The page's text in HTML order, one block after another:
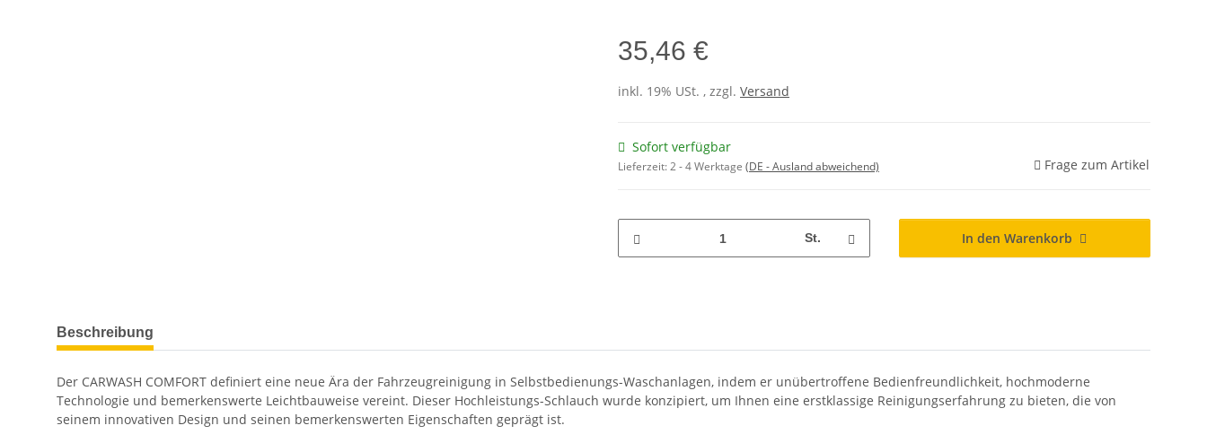
35,46 €
inkl. 19% USt. , zzgl. Versand
Sofort verfügbar
Lieferzeit:2 - 4 Werktage (DE - Ausland abweichend) Frage zum Artikel
St. In den Warenkorb
weitere Registerkarten anzeigen
Beschreibung
Der CARWASH COMFORT definiert eine neue Ära der Fahrzeugreinigung in Selbstbedienungs-Waschanlagen, indem er unübertroffene Bedienfreundlichkeit, hochmoderne
Technologie und bemerkenswerte Leichtbauweise vereint. Dieser Hochleistungs-Schlauch wurde konzipiert, um Ihnen eine erstklassige Reinigungserfahrung zu bieten, die von
seinem innovativen Design und seinen bemerkenswerten Eigenschaften geprägt ist.